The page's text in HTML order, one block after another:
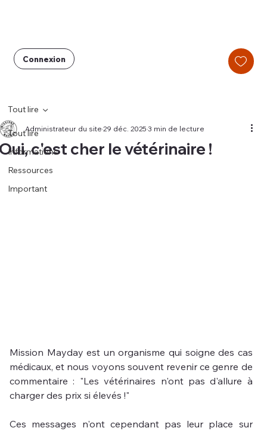
Connexion
Tout lire
Informations
Ressources
Important
Tout lire
c'est cher le vétérinaire !
Administrateur du site29 déc. 20253 min de lecture
Mission Mayday est un organisme qui soigne des cas
médicaux, et nous voyons souvent revenir ce genre de
commentaire : "Les vétérinaires n'ont pas d'allure à
charger des prix si élevés !"
Ces messages n'ont cependant pas leur place sur